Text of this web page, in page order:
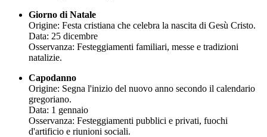
Giorno di Natale
Origine: Festa cristiana che celebra la nascita di Gesù Cristo.
Data: 25 dicembre
Osservanza: Festeggiamenti familiari, messe e tradizioni
natalizie.
Capodanno
Origine: Segna l'inizio del nuovo anno secondo il calendario
gregoriano.
Data: 1 gennaio
Osservanza: Festeggiamenti pubblici e privati, fuochi
d'artificio e riunioni sociali.